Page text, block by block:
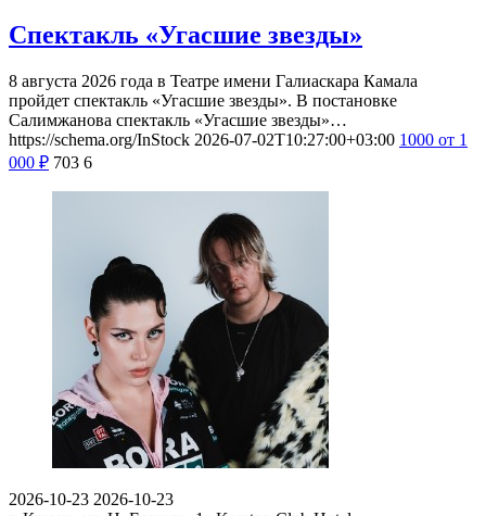
Спектакль «Угасшие звезды»
8 августа 2026 года в Театре имени Галиаскара Камала
пройдет спектакль «Угасшие звезды». В постановке
Салимжанова спектакль «Угасшие звезды»…
https://schema.org/InStock 2026-07-02T10:27:00+03:00 1000 от 1
000 ₽ 703 6
2026-10-23 2026-10-23